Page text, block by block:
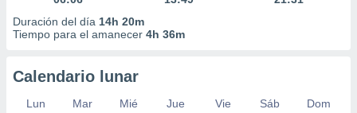
Duración del día 14h 20m
Tiempo para el amanecer 4h 36m
Calendario lunar
Lun Mar Mié Jue Vie Sáb
Dom